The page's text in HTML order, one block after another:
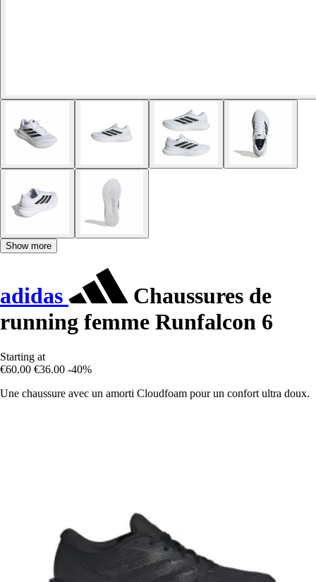
Show more
adidas
Chaussures de
running femme Runfalcon 6
Starting at
€60.00 €36.00 -40%
Une chaussure avec un amorti Cloudfoam pour un confort ultra doux.